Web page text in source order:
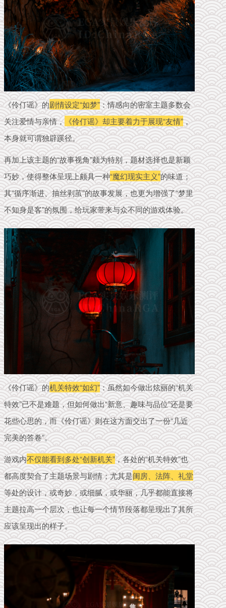
《伶仃谣》的剧情设定“如梦”：情感向的密室主题多数会
关注爱情与亲情， 《伶仃谣》却主要着力于展现“友情”，
本身就可谓独辟蹊径。
再加上该主题的“故事视角”颇为特别，题材选择也是新颖
巧妙，使得整体呈现上颇具一种“魔幻现实主义”的味道；
其“循序渐进、抽丝剥茧”的故事发展，也更为增强了“梦里
不知身是客”的氛围，给玩家带来与众不同的游戏体验。
《伶仃谣》的机关特效“如幻”：虽然如今做出炫丽的“机关
特效”已不是难题，但如何做出“新意、趣味与品位”还是要
花些心思的，而《伶仃谣》则在这方面交出了一份“几近
完美的答卷”。
游戏内不仅能看到多处“创新机关”，各处的“机关特效”也
都高度契合了主题场景与剧情；尤其是闺房、法阵、礼堂
等处的设计，或奇妙，或细腻，或华丽，几乎都能直接将
主题拉高一个层次，也让每一个情节段落都呈现出了其所
应该呈现出的样子。